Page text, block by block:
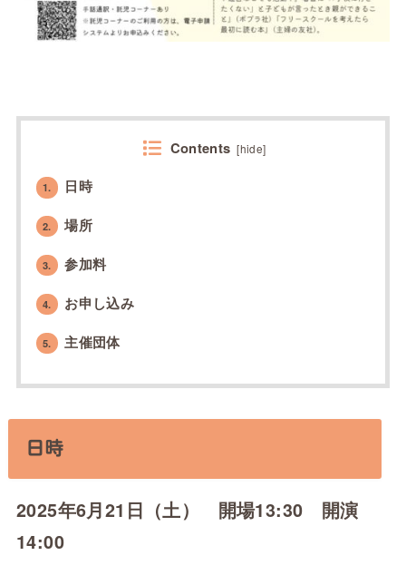
Contents [hide]
1. 日時
2. 場所
3. 参加料
4. お申し込み
5. 主催団体
日時
2025年6月21日（土） 開場13:30 開演
14:00